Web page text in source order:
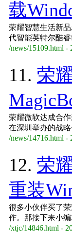
载
荣耀智慧生活新
代智能英特尔酷
/news/15109.html -
11. 荣
荣耀微软达成合
在深圳举办的战
/news/14716.html -
12. 荣
重装
很多小伙伴买了
作。那接下来小
/xtjc/14846.html -